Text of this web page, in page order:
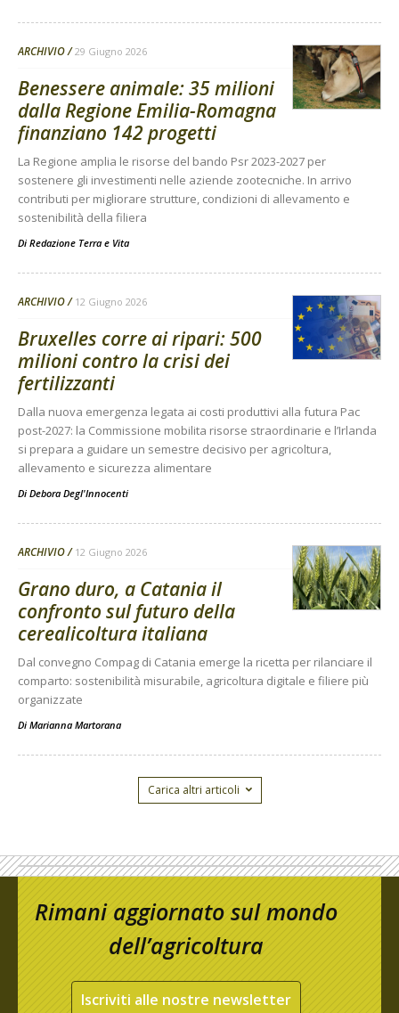
ARCHIVIO 29 Giugno 2026
Benessere animale: 35 milioni
dalla Regione Emilia-Romagna
finanziano 142 progetti
La Regione amplia le risorse del bando Psr 2023-2027 per
sostenere gli investimenti nelle aziende zootecniche. In arrivo
contributi per migliorare strutture, condizioni di allevamento e
sostenibilità della filiera
Di Redazione Terra e Vita
ARCHIVIO 12 Giugno 2026
Bruxelles corre ai ripari: 500
milioni contro la crisi dei
fertilizzanti
Dalla nuova emergenza legata ai costi produttivi alla futura Pac
post-2027: la Commissione mobilita risorse straordinarie e l’Irlanda
si prepara a guidare un semestre decisivo per agricoltura,
allevamento e sicurezza alimentare
Di Debora Degl'Innocenti
ARCHIVIO 12 Giugno 2026
Grano duro, a Catania il
confronto sul futuro della
cerealicoltura italiana
Dal convegno Compag di Catania emerge la ricetta per rilanciare il
comparto: sostenibilità misurabile, agricoltura digitale e filiere più
organizzate
Di Marianna Martorana
Carica altri articoli
Rimani aggiornato sul mondo
dell’agricoltura
Iscriviti alle nostre newsletter